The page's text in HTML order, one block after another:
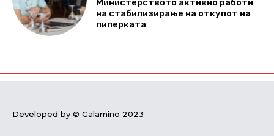
Министерството активно работи
на стабилизирање на откупот на
пиперката
Developed by © Galamino 2023